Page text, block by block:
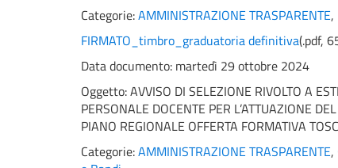
Categorie:AMMINISTRAZIONE TRASPARENTE,
FIRMATO_timbro_graduatoria definitiva(.pdf,
Data documento: martedì 29 ottobre 2024
Oggetto:AVVISO DI SELEZIONE RIVOLTO A
PERSONALE DOCENTE PER L’ATTUAZIONE
PIANO REGIONALE OFFERTA FORMATIVA
Categorie:AMMINISTRAZIONE TRASPARENTE,